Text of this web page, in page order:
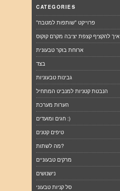
CATEGORIES
"פרוייקט "שותפות למטבח
איך להקציף קצפת יציבה מקרם קוקוס
ארוחת בוקר טבעונית
בצד
גבינות טבעוניות
הנבטת קטניות למנביט המתחיל
הערות מערכת
חגים ומועדים :)
טיפים קטנים
מה לשתות?
מרקים טבעוניים
נישנושים
סל קניות טבעוני